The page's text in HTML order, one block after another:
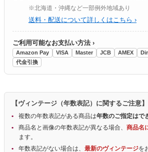
※北海道・沖縄など一部例外地域あり
送料・配送について詳しくはこちら ›
ご利用可能なお支払い方法 ›
Amazon Pay VISA Master JCB AMEX
代金引換
【ヴィンテージ（年数表記）に関するご注意】
複数の年数表記がある商品は年数のご指定はで
商品名と画像の年数表記が異なる場合、 商品名
ます。
年数表記がない場合は、 最新のヴィンテージを